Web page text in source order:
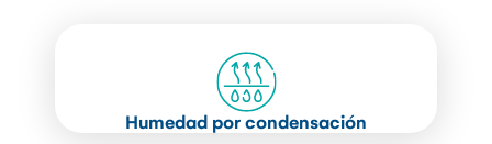
Humedad por condensación